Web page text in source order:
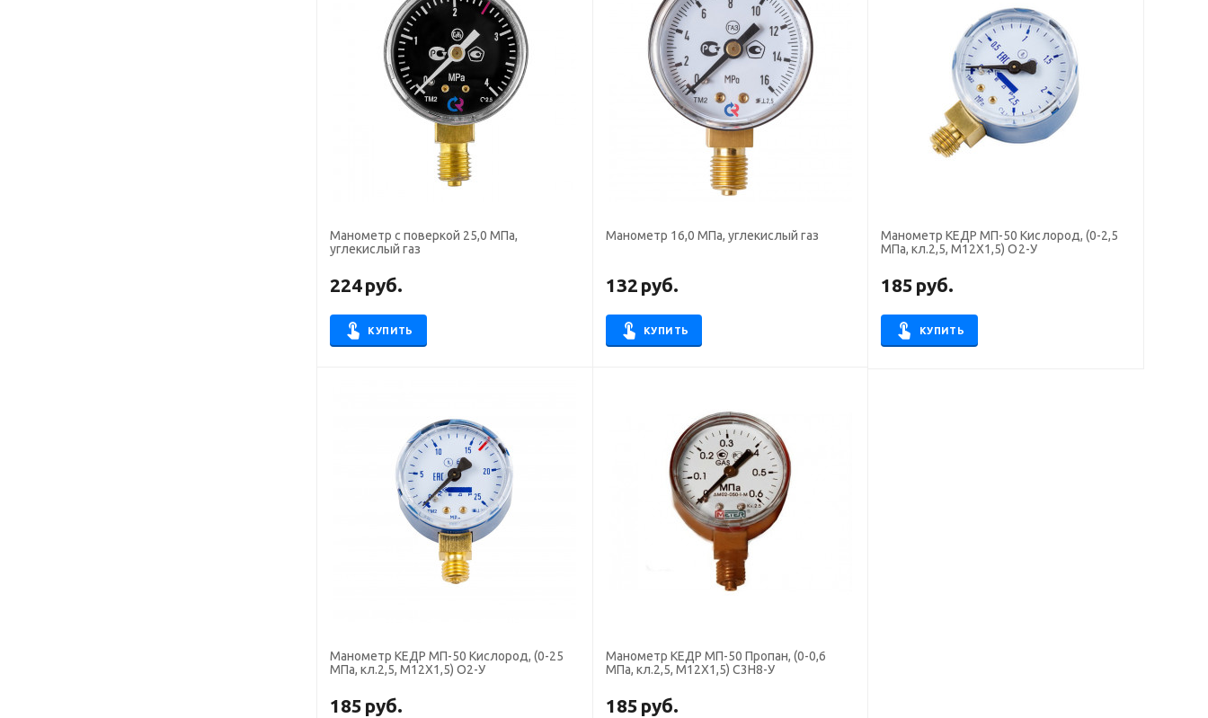
Манометр с поверкой 25,0 МПа,
углекислый газ
224руб.
КУПИТЬ
Манометр 16,0 МПа, углекислый газ
132 руб.
КУПИТЬ
Манометр КЕДР МП-50 Кислород, (0-2,5
МПа, кл.2,5, М12Х1,5) О2-У
185 руб.
КУПИТЬ
Манометр КЕДР МП-50 Кислород, (0-25
МПа, кл.2,5, М12Х1,5) О2-У
185 руб.
Манометр КЕДР МП-50 Пропан, (0-0,6
МПа, кл.2,5, М12Х1,5) С3Н8-У
185 руб.